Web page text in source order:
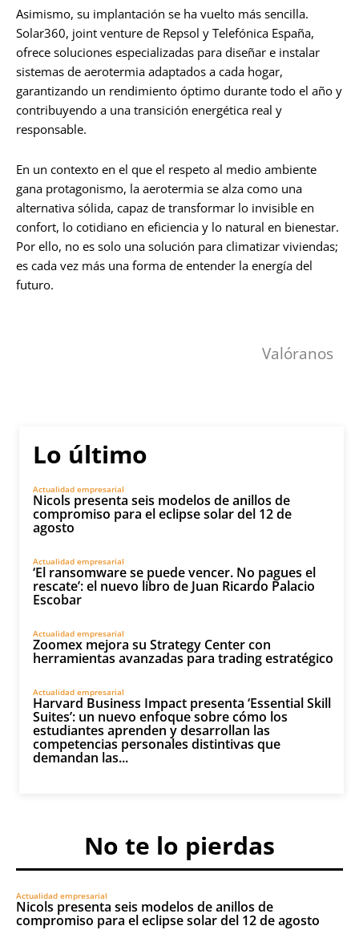
Asimismo, su implantación se ha vuelto más sencilla.
Solar360, joint venture de Repsol y Telefónica España,
ofrece soluciones especializadas para diseñar e instalar
sistemas de aerotermia adaptados a cada hogar,
garantizando un rendimiento óptimo durante todo el año y
contribuyendo a una transición energética real y
responsable.
En un contexto en el que el respeto al medio ambiente
gana protagonismo, la aerotermia se alza como una
alternativa sólida, capaz de transformar lo invisible en
confort, lo cotidiano en eficiencia y lo natural en bienestar.
Por ello, no es solo una solución para climatizar viviendas;
es cada vez más una forma de entender la energía del
futuro.
Valóranos
Lo último
Actualidad empresarial
Nicols presenta seis modelos de anillos de
compromiso para el eclipse solar del 12 de
agosto
Actualidad empresarial
‘El ransomware se puede vencer. No pagues el
rescate’: el nuevo libro de Juan Ricardo Palacio
Escobar
Actualidad empresarial
Zoomex mejora su Strategy Center con
herramientas avanzadas para trading estratégico
Actualidad empresarial
Harvard Business Impact presenta ‘Essential Skill
Suites’: un nuevo enfoque sobre cómo los
estudiantes aprenden y desarrollan las
competencias personales distintivas que
demandan las...
No te lo pierdas
Actualidad empresarial
Nicols presenta seis modelos de anillos de
compromiso para el eclipse solar del 12 de agosto